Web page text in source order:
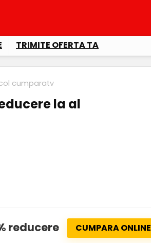
TRIMITE OFERTA TA
cumparatv
la al
reducere CUMPARA ONLINE